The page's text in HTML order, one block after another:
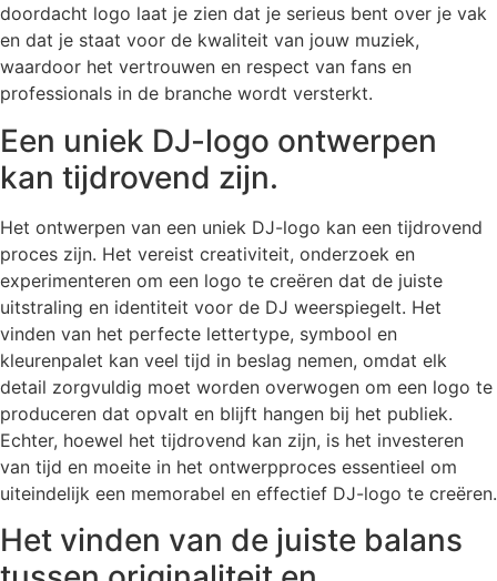
doordacht logo laat je zien dat je serieus bent over je vak
en dat je staat voor de kwaliteit van jouw muziek,
waardoor het vertrouwen en respect van fans en
professionals in de branche wordt versterkt.
Een uniek DJ-logo ontwerpen
kan tijdrovend zijn.
Het ontwerpen van een uniek DJ-logo kan een tijdrovend
proces zijn. Het vereist creativiteit, onderzoek en
experimenteren om een logo te creëren dat de juiste
uitstraling en identiteit voor de DJ weerspiegelt. Het
vinden van het perfecte lettertype, symbool en
kleurenpalet kan veel tijd in beslag nemen, omdat elk
detail zorgvuldig moet worden overwogen om een logo te
produceren dat opvalt en blijft hangen bij het publiek.
Echter, hoewel het tijdrovend kan zijn, is het investeren
van tijd en moeite in het ontwerpproces essentieel om
uiteindelijk een memorabel en effectief DJ-logo te creëren.
Het vinden van de juiste balans